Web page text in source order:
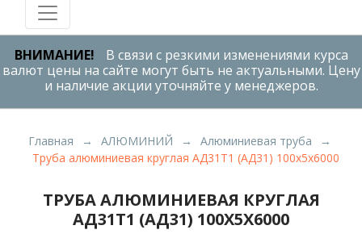
ВНИМАНИЕ!
В связи с резкими изменениями курса
валют цены на сайте могут быть не актуальными. Цену
и наличие акции уточняйте у менеджеров.
Главная АЛЮМИНИЙ
Алюминиевая труба
Труба алюминиевая круглая АД31Т1 (АД31) 100х5х6000
ТРУБА АЛЮМИНИЕВАЯ КРУГЛАЯ
АД31Т1 (АД31) 100Х5Х6000